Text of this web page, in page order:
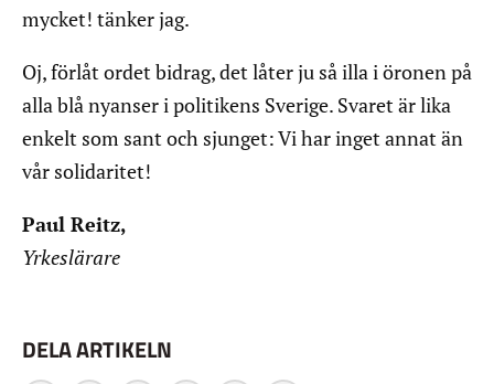
mycket! tänker jag.
Oj, förlåt ordet bidrag, det låter ju så illa i öronen på
alla blå nyanser i politikens Sverige. Svaret är lika
enkelt som sant och sjunget: Vi har inget annat än
vår solidaritet!
Paul Reitz,
Yrkeslärare
DELA ARTIKELN